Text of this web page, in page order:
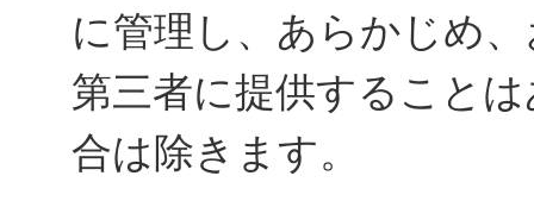
に管理し、あらかじめ
第三者に提供すること
合は除きます。